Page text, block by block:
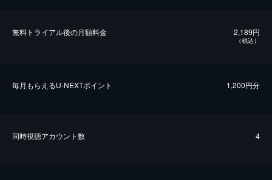
無料トライアル後の⽉額料金 2,189円
（税込）
毎⽉もらえるU-NEXTポイント 1,200円分
同時視聴アカウント数 4